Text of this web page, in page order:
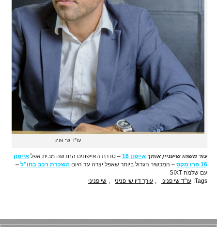
עו"ד שי פניני
עוד משהו שיעניין אותך אייפון 16 – סדרת האייפונים החדשה מבית אפל אייפון
16 פרו מקס
– המכשיר הגדול ביותר שאפל יצרה עד היום השכרת רכב בחו"ל –
עם שלמה SIXT
Tags: עו"ד שי פניני , עורך דין שי פניני , שי פניני